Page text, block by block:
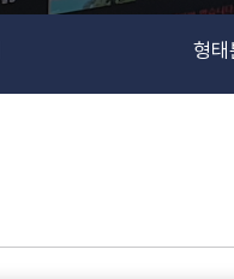
형태